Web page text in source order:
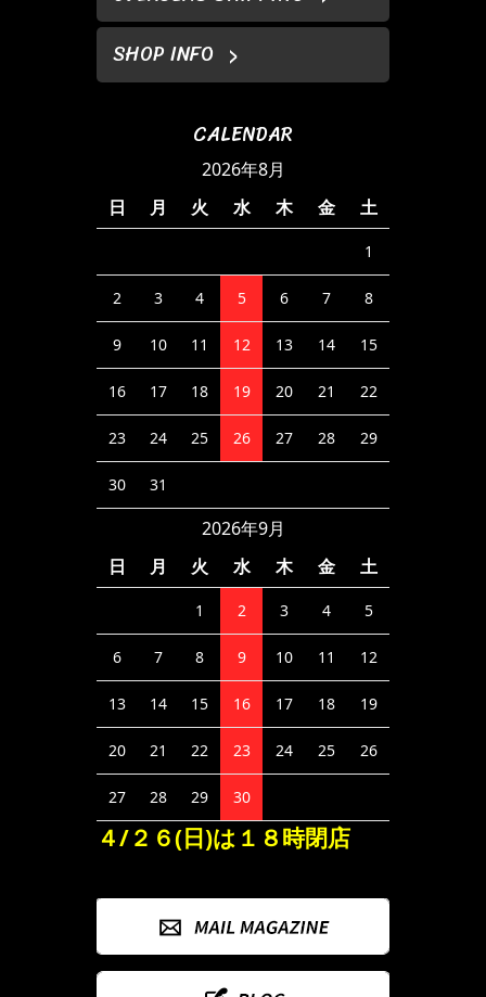
SHOP INFO
CALENDAR
2026年8月
日
月 火 水 木 金 土
1
2 3 4 5 6 7 8
9 10 11 12 13 14 15
16 17 18 19 20 21 22
23 24 25 26 27 28 29
30 31
2026年9月
日
月 火 水 木 金 土
1 2 3 4 5
6 7 8 9 10 11 12
13 14 15 16 17 18 19
20 21 22 23 24 25 26
27 28 29 30
４/２６(日)は１８時閉店